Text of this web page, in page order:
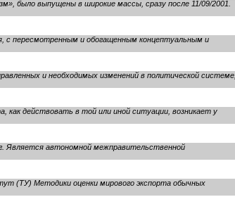
было выпущены в широкие массы, сразу после 11/09/2001.
с пересмотренным и обогащенным концептуальным и
и необходимых изменений в политической системе,
действовать в той или иной ситуации, возникает у
Является автономной межправительственной
(ТУ) Методики оценки мирового экспорта обычных